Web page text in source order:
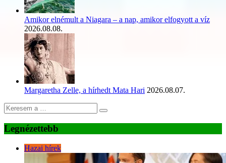
Amikor elnémult a Niagara – a nap, amikor elfogyott a víz
2026.08.08.
Margaretha Zelle, a hírhedt Mata Hari 2026.08.07.
Legnézettebb
Hazai hírek